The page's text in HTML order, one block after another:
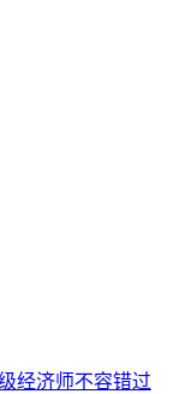
经济师不容错过